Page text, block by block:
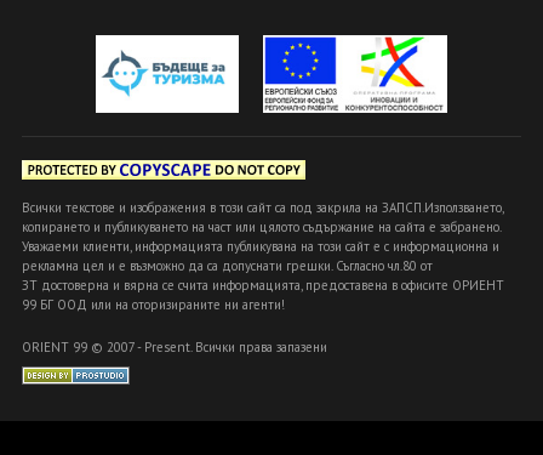
Всички текстове и изображения в този сайт са под закрила на ЗАПСП.Използването,
копирането и публикуването на част или цялото съдържание на сайта е забранено.
Уважаеми клиенти, информацията публикувана на този сайт е с информационна и
рекламна цел и е възможно да са допуснати грешки. Съгласно чл.80 от
ЗТ достоверна и вярна се счита информацията, предоставена в офисите ОРИЕНТ
99 БГ ООД или на оторизираните ни агенти!
ORIENT 99 © 2007 - Present. Всички права запазени